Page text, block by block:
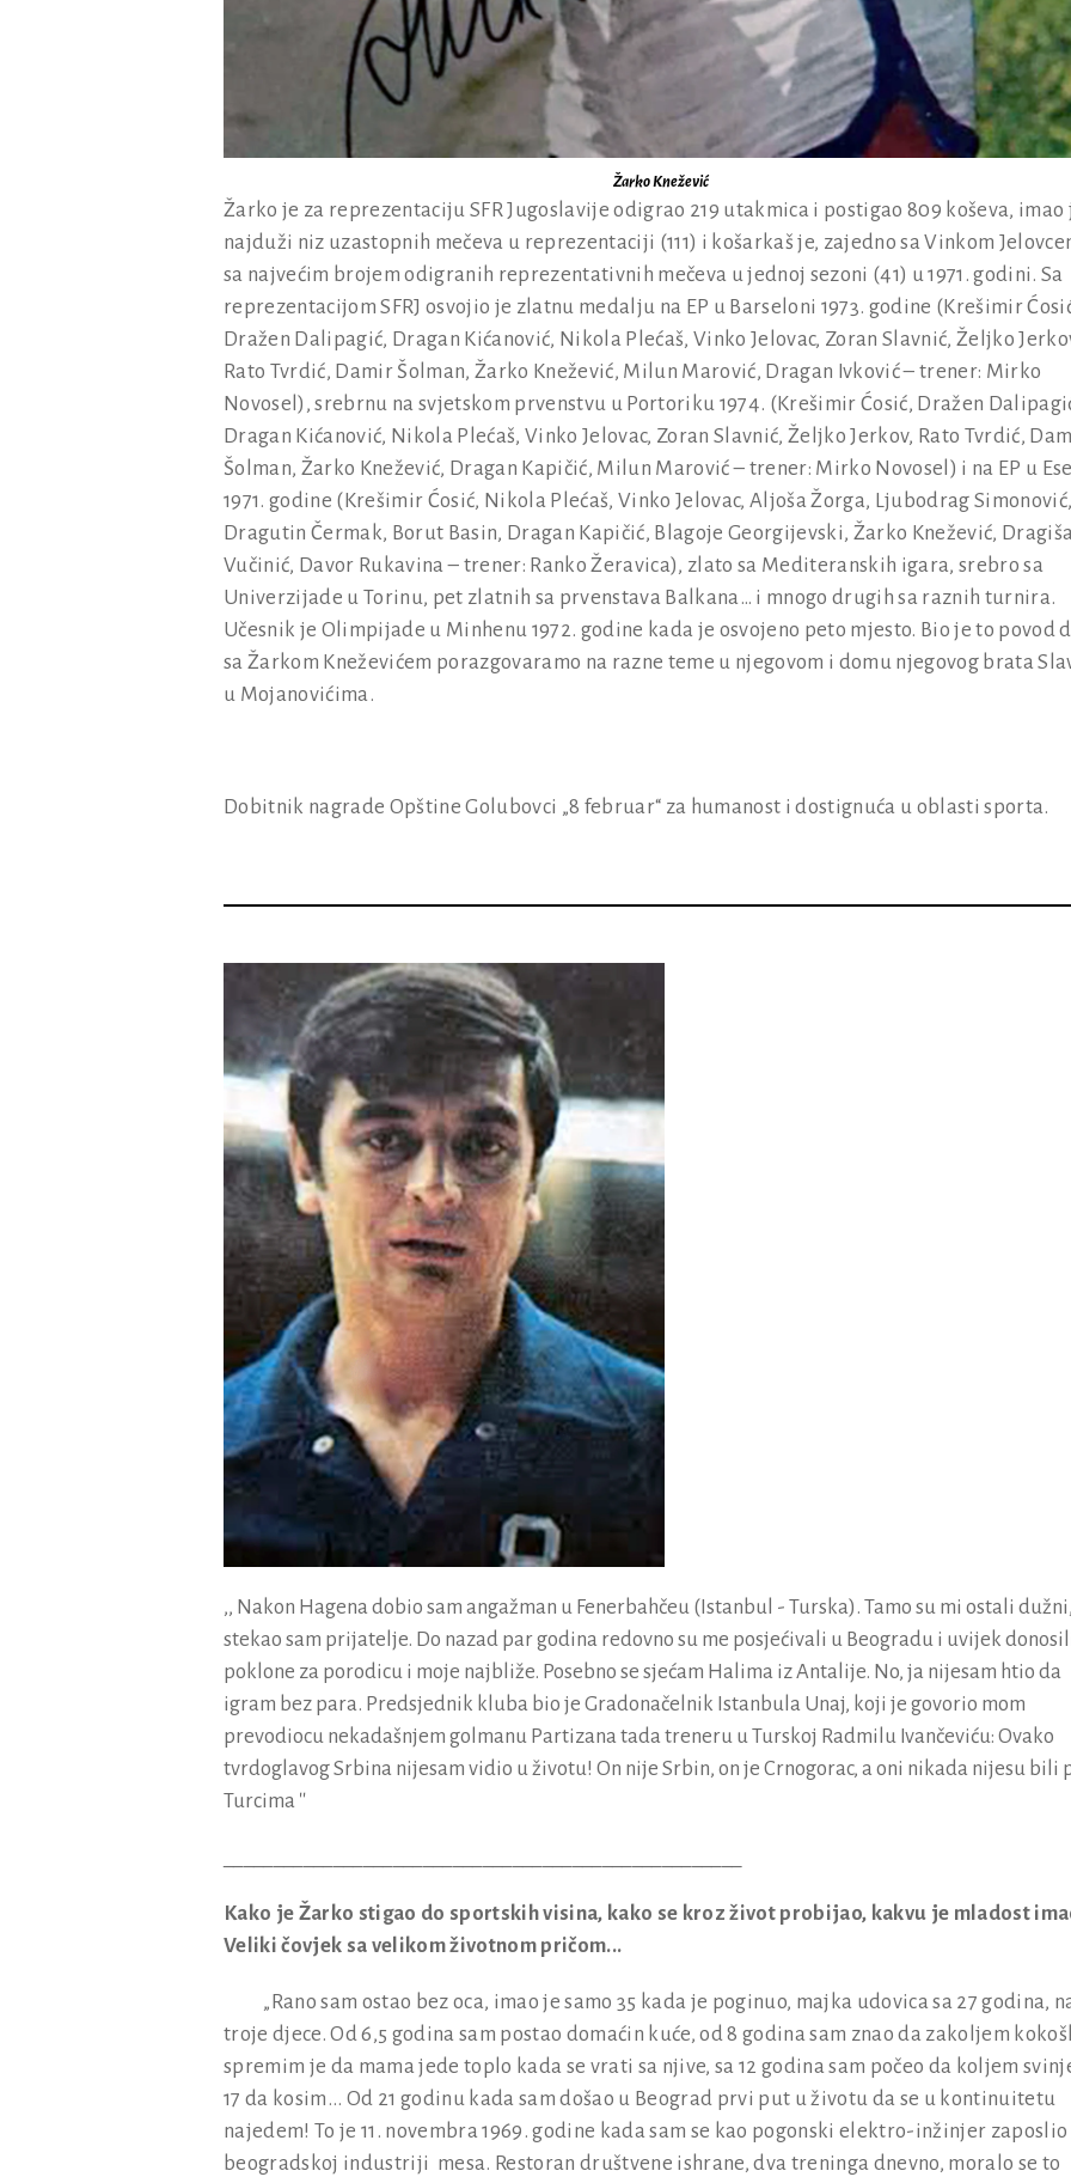
Žarko Knežević
Žarko je za reprezentaciju SFR Jugoslavije odigrao 219 utakmica i postigao 809 koševa, imao
najduži niz uzastopnih mečeva u reprezentaciji (111) i košarkaš je, zajedno sa Vinkom
sa najvećim brojem odigranih reprezentativnih mečeva u jednoj sezoni (41) u 1971. godini. Sa
reprezentacijom SFRJ osvojio je zlatnu medalju na EP u Barseloni 1973. godine (Krešimir
Dražen Dalipagić, Dragan Kićanović, Nikola Plećaš, Vinko Jelovac, Zoran Slavnić, Željko
Rato Tvrdić, Damir Šolman, Žarko Knežević, Milun Marović, Dragan Ivković – trener: Mirko
Novosel), srebrnu na svjetskom prvenstvu u Portoriku 1974. (Krešimir Ćosić, Dražen
Dragan Kićanović, Nikola Plećaš, Vinko Jelovac, Zoran Slavnić, Željko Jerkov, Rato Tvrdić,
Šolman, Žarko Knežević, Dragan Kapičić, Milun Marović – trener: Mirko Novosel) i na EP u
1971. godine (Krešimir Ćosić, Nikola Plećaš, Vinko Jelovac, Aljoša Žorga, Ljubodrag Simonović,
Dragutin Čermak, Borut Basin, Dragan Kapičić, Blagoje Georgijevski, Žarko Knežević,
Vučinić, Davor Rukavina – trener: Ranko Žeravica), zlato sa Mediteranskih igara, srebro sa
Univerzijade u Torinu, pet zlatnih sa prvenstava Balkana… i mnogo drugih sa raznih turnira.
Učesnik je Olimpijade u Minhenu 1972. godine kada je osvojeno peto mjesto. Bio je to povod
sa Žarkom Kneževićem porazgovaramo na razne teme u njegovom i domu njegovog brata
u Mojanovićima.
Dobitnik nagrade Opštine Golubovci „8 februar“ za humanost i dostignuća u oblasti sporta.
,, Nakon Hagena dobio sam angažman u Fenerbahčeu (Istanbul - Turska). Tamo su mi ostali
stekao sam prijatelje. Do nazad par godina redovno su me posjećivali u Beogradu i uvijek
poklone za porodicu i moje najbliže. Posebno se sjećam Halima iz Antalije. No, ja nijesam htio da
igram bez para. Predsjednik kluba bio je Gradonačelnik Istanbula Unaj, koji je govorio mom
prevodiocu nekadašnjem golmanu Partizana tada treneru u Turskoj Radmilu Ivančeviću: Ovako
tvrdoglavog Srbina nijesam vidio u životu! On nije Srbin, on je Crnogorac, a oni nikada nijesu bili
Turcima ''
Kako je Žarko stigao do sportskih visina, kako se kroz život probijao, kakvu je mladost
Veliki čovjek sa velikom životnom pričom...
„Rano sam ostao bez oca, imao je samo 35 kada je poginuo, majka udovica sa 27 godina,
troje djece. Od 6,5 godina sam postao domaćin kuće, od 8 godina sam znao da zakoljem
spremim je da mama jede toplo kada se vrati sa njive, sa 12 godina sam počeo da koljem
17 da kosim... Od 21 godinu kada sam došao u Beograd prvi put u životu da se u kontinuitetu
najedem! To je 11. novembra 1969. godine kada sam se kao pogonski elektro-inžinjer
beogradskoj industriji mesa. Restoran društvene ishrane, dva treninga dnevno, moralo se to